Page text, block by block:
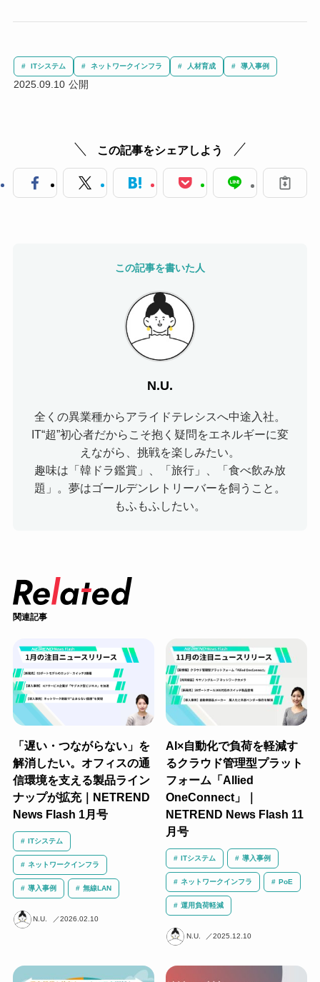
ITシステム ネットワークインフラ 人材育成 導入事例
2025.09.10
この記事をシェアしよう
この記事を書いた人
N.U.
全くの異業種からアライドテレシスへ中途入社。
IT“超”初心者だからこそ抱く疑問をエネルギーに変
えながら、挑戦を楽しみたい。
趣味は「韓ドラ鑑賞」、「旅行」、「食べ飲み放
題」。夢はゴールデンレトリーバーを飼うこと。
もふもふしたい。
関連記事
「遅い・つながらない」を
解消したい。オフィスの通
信環境を支える製品ライン
ナップが拡充｜NETREND
News Flash 1月号
ITシステム
ネットワークインフラ
導入事例 無線LAN
N.U. 2026.02.10
AI×自動化で負荷を軽減す
るクラウド管理型プラット
フォーム「Allied
OneConnect」｜
NETREND News Flash 11
月号
ITシステム 導入事例
ネットワークインフラ PoE
運用負荷軽減
N.U. 2025.12.10